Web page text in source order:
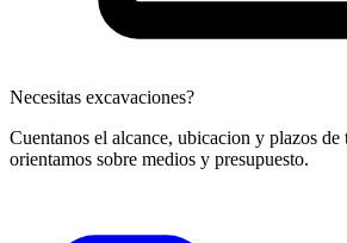
Necesitas excavaciones?
Cuentanos el alcance, ubicacion y plazos de
orientamos sobre medios y presupuesto.